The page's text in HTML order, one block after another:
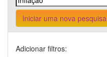
Iniciar uma nova pesquisa
Adicionar filtros: